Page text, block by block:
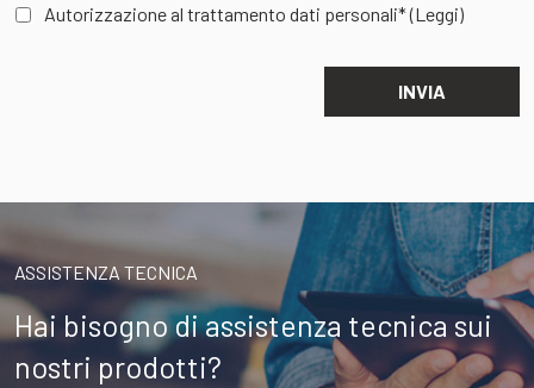
Autorizzazione al trattamento dati personali*(Leggi)
ASSISTENZA TECNICA
Hai bisogno di assistenza tecnica sui
nostri prodotti?